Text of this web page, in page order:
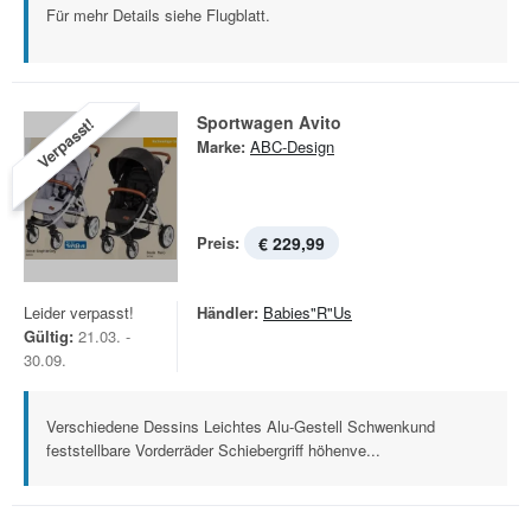
Für mehr Details siehe Flugblatt.
Verpasst! Sportwagen Avito
Marke: ABC-Design
Preis: € 229,99
Leider verpasst!
Gültig: 21.03. -
30.09.
Händler: Babies"R"Us
Verschiedene Dessins Leichtes Alu-Gestell Schwenkund
feststellbare Vorderräder Schiebergriff höhenve...